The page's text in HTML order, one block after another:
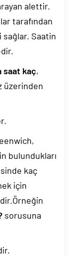
alettir.
tarafından
Saatin
saat kaç,
üzerinden
bulundukları
kaç
için
sorusuna